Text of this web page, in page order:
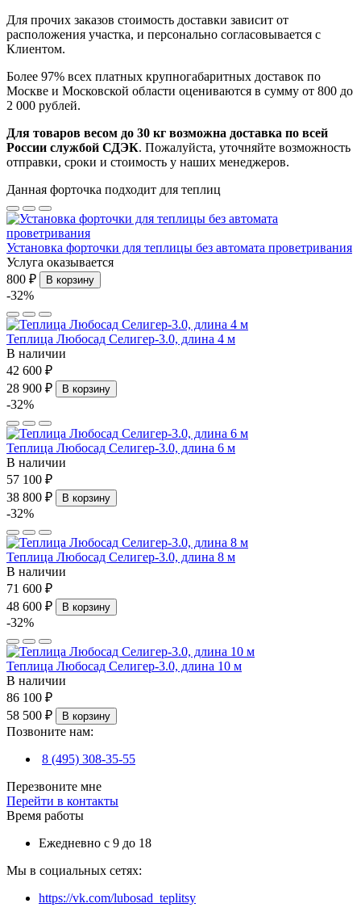
Для прочих заказов стоимость доставки зависит от
расположения участка, и персонально согласовывается с
Клиентом.
Более 97% всех платных крупногабаритных доставок по
Москве и Московской области оцениваются в сумму от 800 до
2 000 рублей.
Для товаров весом до 30 кг возможна доставка по всей
России службой СДЭК. Пожалуйста, уточняйте возможность
отправки, сроки и стоимость у наших менеджеров.
Данная форточка подходит для теплиц
Установка форточки для теплицы без автомата проветривания
Услуга оказывается
800 ₽
В корзину
-32%
Теплица Любосад Селигер-3.0, длина 4 м
В наличии
42 600 ₽
28 900 ₽
В корзину
-32%
Теплица Любосад Селигер-3.0, длина 6 м
В наличии
57 100 ₽
38 800 ₽
В корзину
-32%
Теплица Любосад Селигер-3.0, длина 8 м
В наличии
71 600 ₽
48 600 ₽
В корзину
-32%
Теплица Любосад Селигер-3.0, длина 10 м
В наличии
86 100 ₽
58 500 ₽
В корзину
Позвоните нам:
8 (495) 308-35-55
Перезвоните мне
Перейти в контакты
Время работы
Ежедневно с 9 до 18
Мы в социальных сетях:
https://vk.com/lubosad_teplitsy